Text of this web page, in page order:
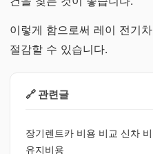
이렇게 함으로써 레이 전기
절감할 수 있습니다.
🔗 관련글
장기렌트카 비용 비교 신차
유지비용